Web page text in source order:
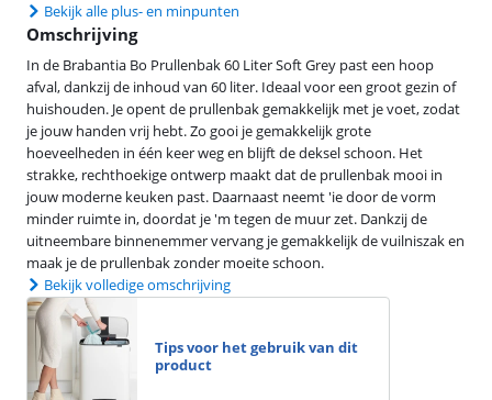
Bekijk alle plus- en minpunten
Omschrijving
In de Brabantia Bo Prullenbak 60 Liter Soft Grey past een hoop
afval, dankzij de inhoud van 60 liter. Ideaal voor een groot gezin of
huishouden. Je opent de prullenbak gemakkelijk met je voet, zodat
je jouw handen vrij hebt. Zo gooi je gemakkelijk grote
hoeveelheden in één keer weg en blijft de deksel schoon. Het
strakke, rechthoekige ontwerp maakt dat de prullenbak mooi in
jouw moderne keuken past. Daarnaast neemt 'ie door de vorm
minder ruimte in, doordat je 'm tegen de muur zet. Dankzij de
uitneembare binnenemmer vervang je gemakkelijk de vuilniszak en
maak je de prullenbak zonder moeite schoon.
Bekijk volledige omschrijving
Tips voor het gebruik van dit
product